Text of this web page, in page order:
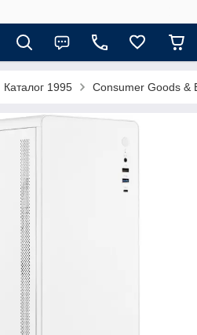
Каталог 1995 Consumer Goods &